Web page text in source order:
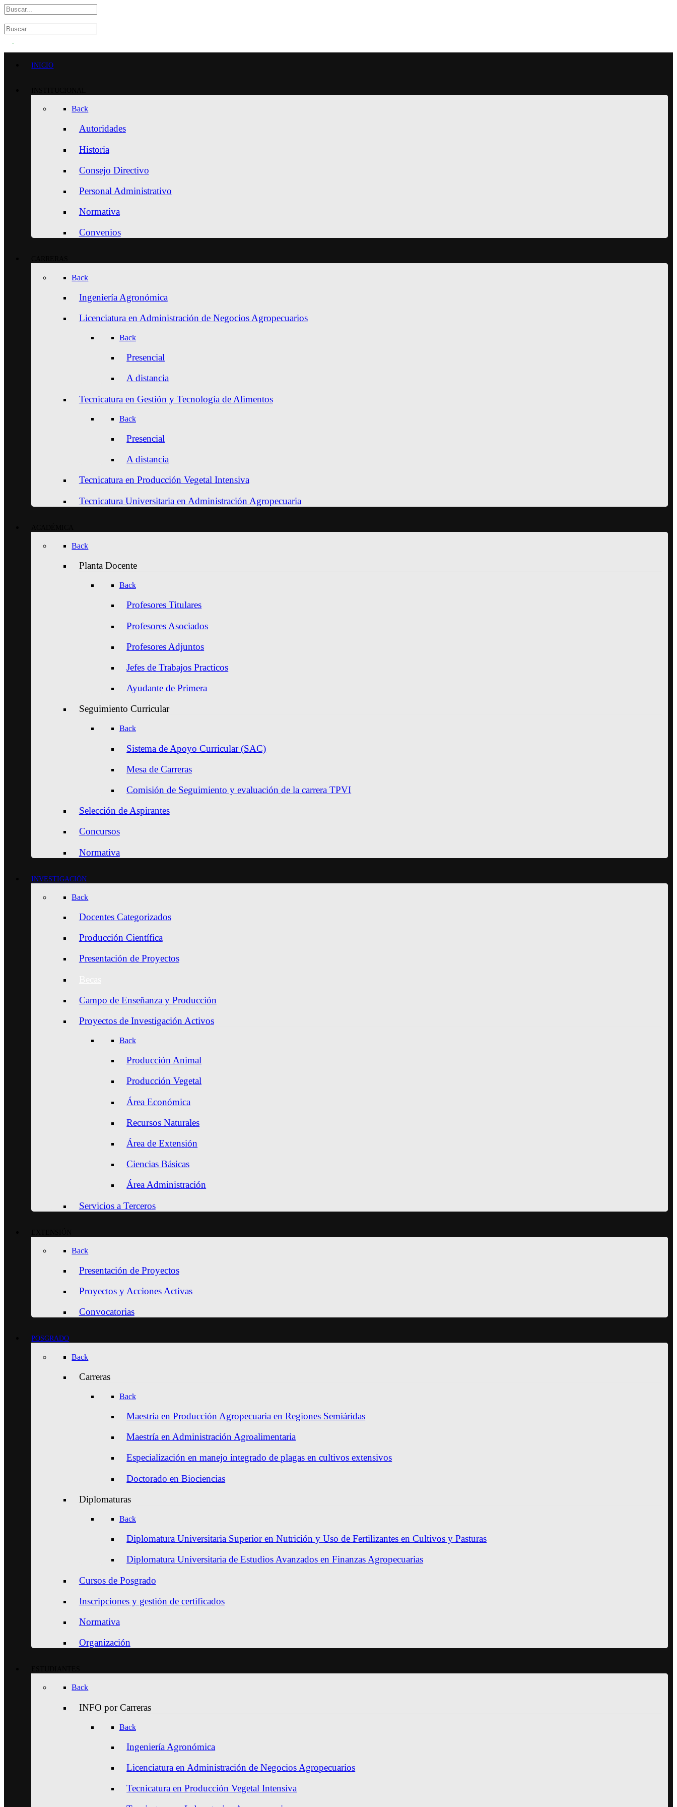
INICIO
Back
Autoridades
Historia
Consejo Directivo
Personal Administrativo
Normativa
Convenios
Back
Ingeniería Agronómica
Licenciatura en Administración de Negocios Agropecuarios
Back
Presencial
A distancia
Tecnicatura en Gestión y Tecnología de Alimentos
Back
Presencial
A distancia
Tecnicatura en Producción Vegetal Intensiva
Tecnicatura Universitaria en Administración Agropecuaria
Back
Planta Docente
Back
Profesores Titulares
Profesores Asociados
Profesores Adjuntos
Jefes de Trabajos Practicos
Ayudante de Primera
Seguimiento Curricular
Back
Sistema de Apoyo Curricular (SAC)
Mesa de Carreras
Comisión de Seguimiento y evaluación de la carrera TPVI
Selección de Aspirantes
Concursos
Normativa
INVESTIGACIÓN
Back
Docentes Categorizados
Producción Científica
Presentación de Proyectos
Campo de Enseñanza y Producción
Proyectos de Investigación Activos
Back
Producción Animal
Producción Vegetal
Área Económica
Recursos Naturales
Área de Extensión
Ciencias Básicas
Área Administración
Servicios a Terceros
Back
Presentación de Proyectos
Proyectos y Acciones Activas
Convocatorias
POSGRADO
Back
Carreras
Back
Maestría en Producción Agropecuaria en Regiones Semiáridas
Maestría en Administración Agroalimentaria
Especialización en manejo integrado de plagas en cultivos extensivos
Doctorado en Biociencias
Diplomaturas
Back
Diplomatura Universitaria Superior en Nutrición y Uso de Fertilizantes en Cultivos y Pasturas
Diplomatura Universitaria de Estudios Avanzados en Finanzas Agropecuarias
Cursos de Posgrado
Inscripciones y gestión de certificados
Normativa
Organización
Back
INFO por Carreras
Back
Ingeniería Agronómica
Licenciatura en Administración de Negocios Agropecuarios
Tecnicatura en Producción Vegetal Intensiva